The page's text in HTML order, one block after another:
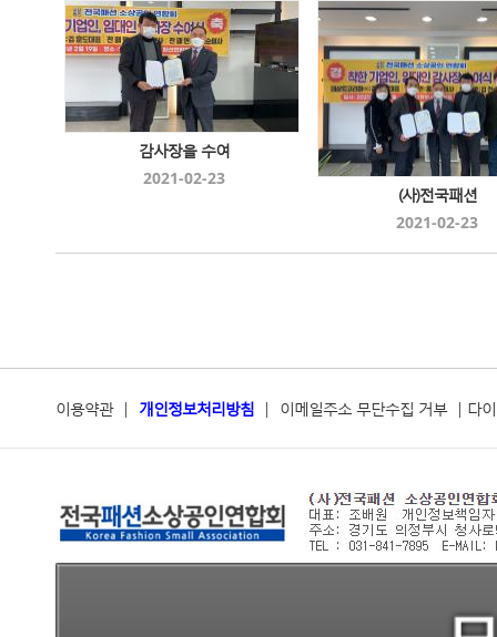
감사장을 수여
2021-02-23
(사)전국패션
2021-02-23
이용약관| 개인정보처리방침 | 이메일주소 무단수집 거부| 다